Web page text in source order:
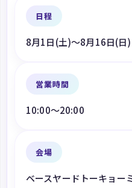
日程
8月1日(土)～8月16日(日)
営業時間
10:00～20:00
会場
ベースヤードトーキョー